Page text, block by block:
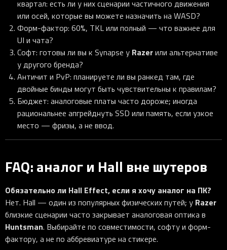
квартал: есть ли у них сценарии частичного движения
или осей, которые вы можете назначить на WASD?
Форм-фактор: 60%, TKL или полный — что важнее для
UI и чата?
Софт: готовы ли вы к Synapse у Razerили альтернативе
у другого бренда?
Античит и PvP: планируете ли вы ранкед там, где
двойные бинды могут быть чувствительны к правилам?
Бюджет: аналоговые платы часто дороже; иногда
рациональнее апгрейднуть SSD или память, если узкое
место — фризы, а не ввод.
FAQ: аналог и Hall вне шутеров
Обязательно ли Hall Effect, если я хочу аналог на ПК?
Нет. Hall — один из популярных физических путей; у Razer
близкие сценарии часто закрывает аналоговая оптика в
Huntsman. Выбирайте по совместимости, софту и форм-
фактору, а не по аббревиатуре на стикере.